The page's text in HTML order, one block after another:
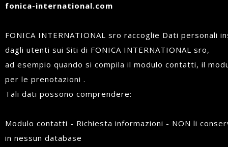
fonica-international.com
FONICA INTERNATIONAL sro raccoglie Dati personali
dagli utenti sui Siti di FONICA INTERNATIONAL sro,
ad esempio quando si compila il modulo contatti, il
per le prenotazioni .
Tali dati possono comprendere:
Modulo contatti - Richiesta informazioni - NON li
in nessun database